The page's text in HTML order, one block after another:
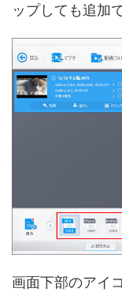
ップしても追加
画面下部のアイ